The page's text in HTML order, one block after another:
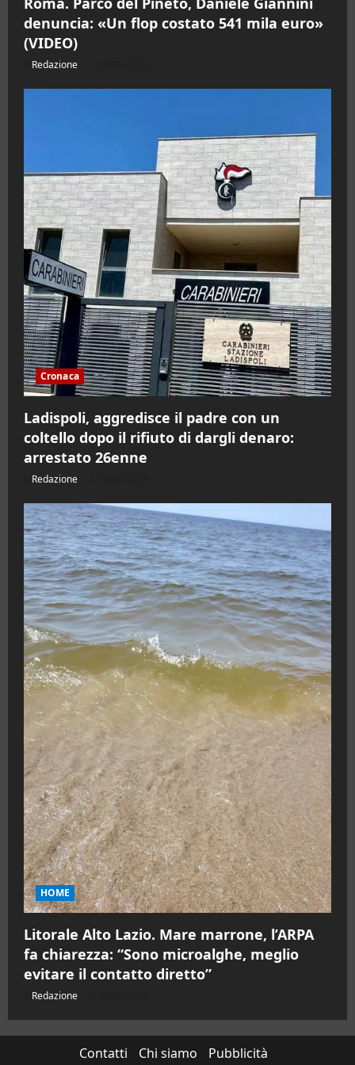
denuncia: «Un flop costato 541 mila euro»
(VIDEO)
Redazione
Cronaca
Ladispoli, aggredisce il padre con un
coltello dopo il rifiuto di dargli denaro:
arrestato 26enne
Redazione
HOME
Litorale Alto Lazio. Mare marrone, l’ARPA
fa chiarezza: “Sono microalghe, meglio
evitare il contatto diretto”
Redazione
Contatti Chi siamo
Pubblicità